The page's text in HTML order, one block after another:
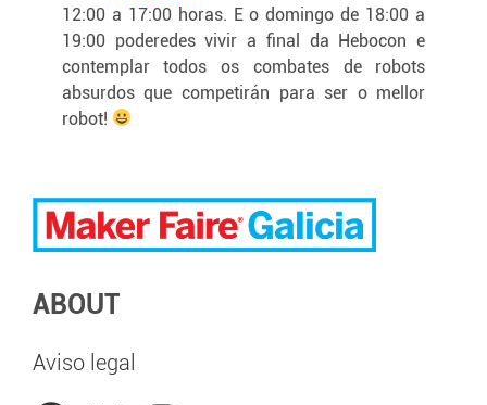
12:00 a 17:00 horas. E o domingo de 18:00 a
19:00 poderedes vivir a final da Hebocon e
contemplar todos os combates de robots
absurdos que competirán para ser o mellor
robot!
ABOUT
Aviso legal